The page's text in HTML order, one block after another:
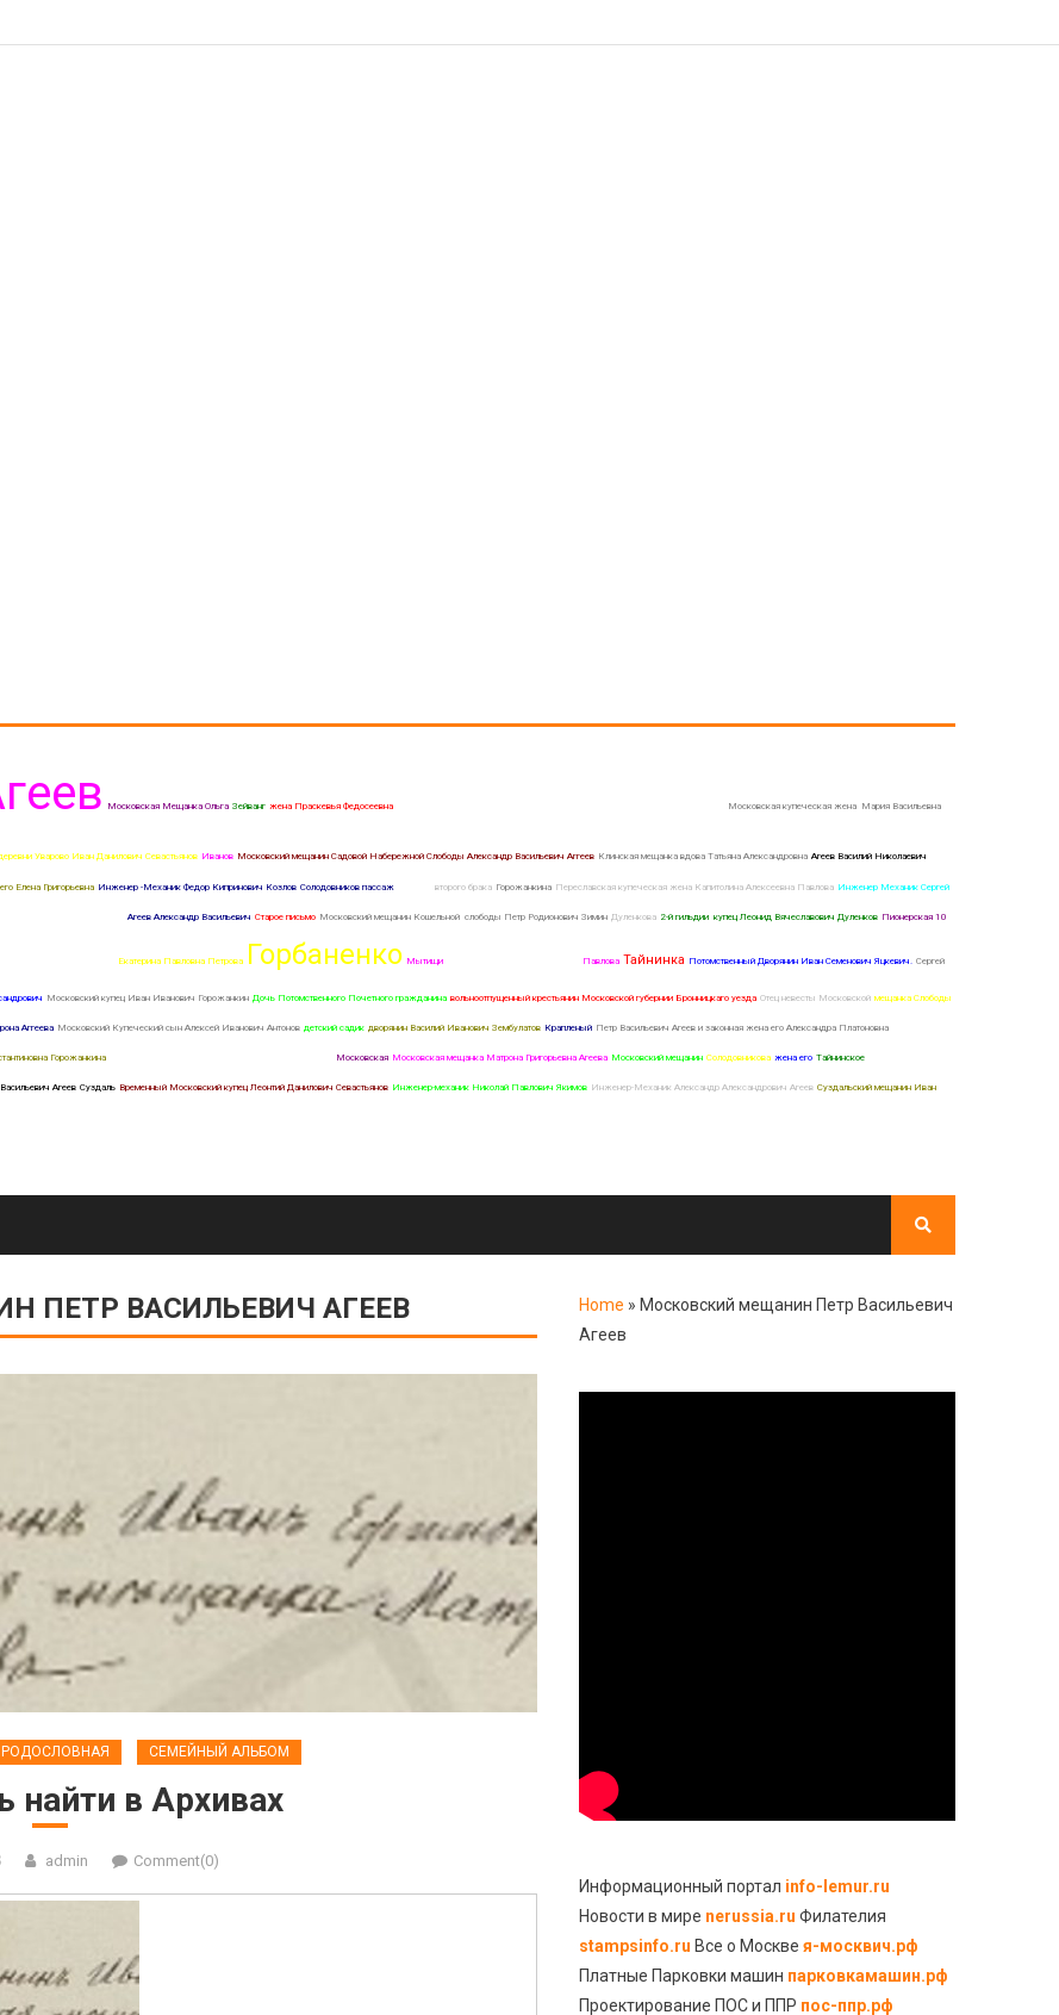
Московская Мещанка Ольга Зейванг жена Праскевья Федосеевна Московская купеческая жена Мария Васильевна
Уварово Иван Данилович Севастьянов Иванов Московский мещанин Садовой Набережной Слободы Александр Васильевич Аггеев Клинская мещанка вдова Татьяна Александровна Агеев Василий Николаевич
Елена Григорьевна Инженер -Механик Федор Кипринович Козлов Солодовников пассаж второго брака Горожанкина Переславская купеческая жена Капитолина Алексеевна Павлова Инженер Механик Сергей
Агеев Александр Васильевич Старое письмо Московский мещанин Кошельной слободы Петр Родионович Зимин Дуленкова 2-й гильдии купец Леонид Вячеславович Дуленков Пионерская 10
Екатерина Павловна Петрова Горбаненко Мытищи Павлова Тайнинка Потомственный Дворянин Иван Семенович Яцкевич. Сергей
Московский купец Иван Иванович Горожанкин Дочь Потомственного Почетного гражданина вольноотпущенный крестьянин Московской губернии Бронницкаго уезда Отец невесты Московской мещанка Слободы
Аггеева Московский Купеческий сын Алексей Иванович Антонов детский садик дворянин Василий Иванович Зембулатов Крапленый Петр Васильевич Агеев и законная жена его Александра Платоновна
Горожанкина Московская Московская мещанка Матрона Григорьевна Агеева Московский мещанин Солодовникова жена его Тайнинское
Агеев Суздаль Временный Московский купец Леонтий Данилович Севастьянов Инженер-механик Николай Павлович Якимов Инженер-Механик Александр Александрович Агеев Суздальский мещанин Иван
ПЕТР ВАСИЛЬЕВИЧ АГЕЕВ
СЕМЕЙНЫЙ АЛЬБОМ
найти в Архивах
admin Comment(0)
Home » Московский мещанин Петр Васильевич
Агеев
Информационный портал info-lemur.ru
Новости в мире nerussia.ru Филателия
stampsinfo.ru Все о Москвея-москвич.рф
Платные Парковки машин парковкамашин.рф
Проектирование ПОС и ППР пос-ппр.рф